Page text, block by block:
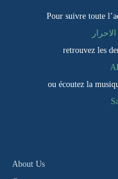
Pour suivre toute
retrouvez les
ou écoutez la
About Us